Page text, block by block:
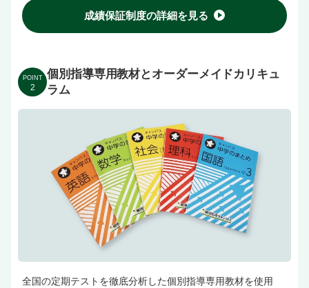
成績保証制度の詳細を見る
POINT
2
個別指導専用教材とオーダーメイドカリキュ
ラム
全国の定期テストを徹底分析した個別指導専用教材を使用